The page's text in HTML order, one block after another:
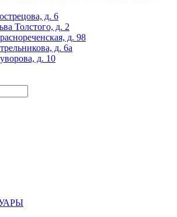
д. 6
Толстого, д. 2
д. 98
д. 6а
д. 10